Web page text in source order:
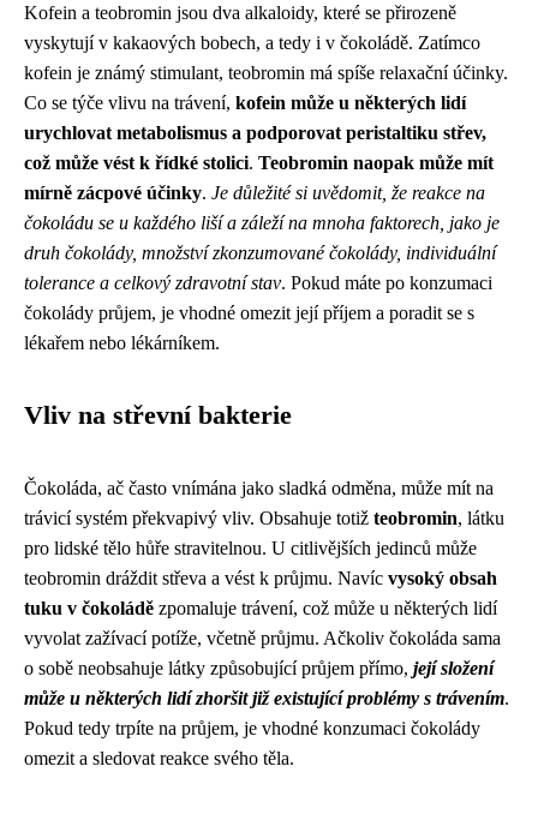
Kofein a teobromin jsou dva alkaloidy, které se přirozeně
vyskytují v kakaových bobech, a tedy i v čokoládě. Zatímco
kofein je známý stimulant, teobromin má spíše relaxační účinky.
Co se týče vlivu na trávení, kofein může u některých lidí
urychlovat metabolismus a podporovat peristaltiku střev,
což může vést k řídké stolici. Teobromin naopak může mít
mírně zácpové účinky. Je důležité si uvědomit, že reakce na
čokoládu se u každého liší a záleží na mnoha faktorech, jako je
druh čokolády, množství zkonzumované čokolády, individuální
tolerance a celkový zdravotní stav. Pokud máte po konzumaci
čokolády průjem, je vhodné omezit její příjem a poradit se s
lékařem nebo lékárníkem.
Vliv na střevní bakterie
Čokoláda, ač často vnímána jako sladká odměna, může mít na
trávicí systém překvapivý vliv. Obsahuje totiž teobromin, látku
pro lidské tělo hůře stravitelnou. U citlivějších jedinců může
teobromin dráždit střeva a vést k průjmu. Navíc vysoký obsah
tuku v čokoládě zpomaluje trávení, což může u některých lidí
vyvolat zažívací potíže, včetně průjmu. Ačkoliv čokoláda sama
o sobě neobsahuje látky způsobující průjem přímo, její složení
může u některých lidí zhoršit již existující problémy s trávením.
Pokud tedy trpíte na průjem, je vhodné konzumaci čokolády
omezit a sledovat reakce svého těla.